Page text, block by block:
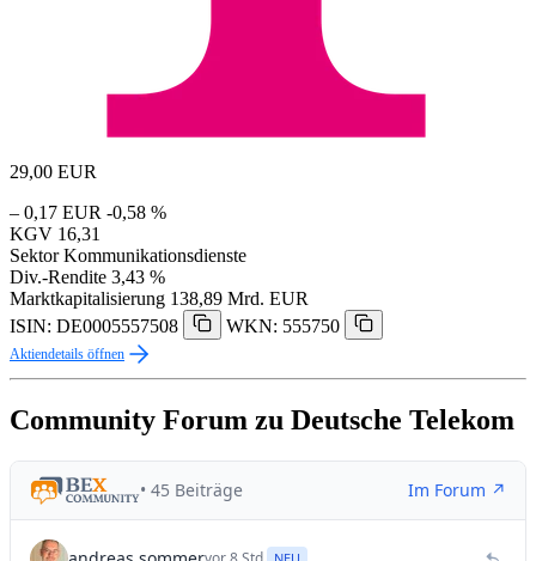
29,00 EUR
– 0,17 EUR -0,58 %
KGV 16,31
Sektor Kommunikationsdienste
Div.-Rendite 3,43 %
Marktkapitalisierung 138,89 Mrd. EUR
ISIN: DE0005557508
WKN: 555750
Aktiendetails öffnen
Community Forum zu Deutsche Telekom